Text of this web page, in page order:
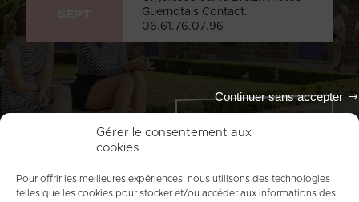
Gérer le consentement aux
cookies
Pour offrir les meilleures expériences, nous utilisons des technologies
telles que les cookies pour stocker et/ou accéder aux informations des
Continuer sans accepter
Guernotais Contact:
06.61.76.07.96